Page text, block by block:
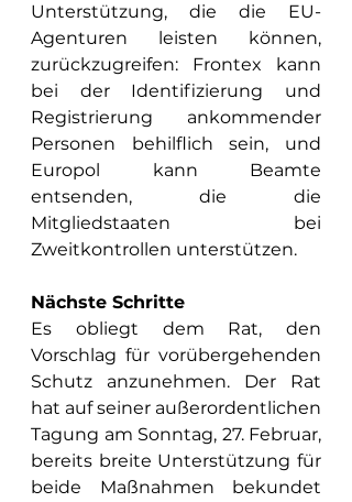
Unterstützung, die die EU-
Agenturen leisten können,
zurückzugreifen: Frontex kann
bei der Identifizierung und
Registrierung ankommender
Personen behilflich sein, und
Europol kann Beamte
entsenden, die die
Mitgliedstaaten bei
Zweitkontrollen unterstützen.
Nächste Schritte
Es obliegt dem Rat, den
Vorschlag für vorübergehenden
Schutz anzunehmen. Der Rat
hat auf seiner außerordentlichen
Tagung am Sonntag, 27. Februar,
bereits breite Unterstützung für
beide Maßnahmen bekundet